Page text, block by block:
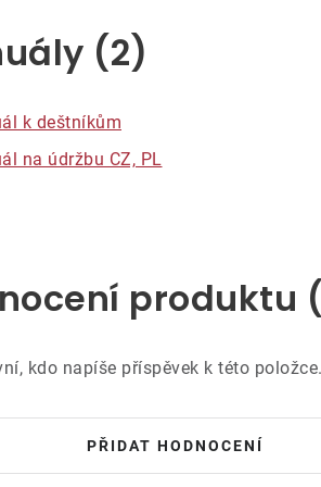
(2)
k deštníkům
na údržbu CZ, PL
produktu
kdo napíše příspěvek k této položce.
PŘIDAT HODNOCENÍ